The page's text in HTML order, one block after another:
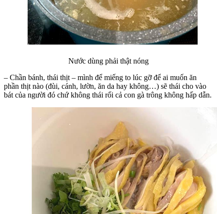
Nước dùng phải thật nóng
– Chần bánh, thái thịt – mình để miếng to lúc gỡ để ai muốn ăn
phần thịt nào (đùi, cánh, lườn, ăn da hay không…) sẽ thái cho vào
bát của người đó chứ không thái rối cả con gà trông không hấp dẫn.